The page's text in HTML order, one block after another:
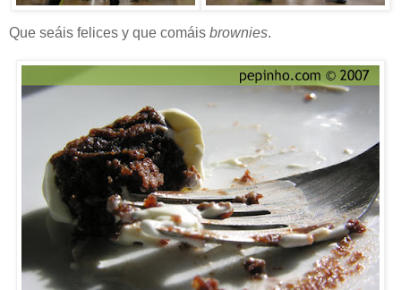
Que seáis felices y que comáis brownies.